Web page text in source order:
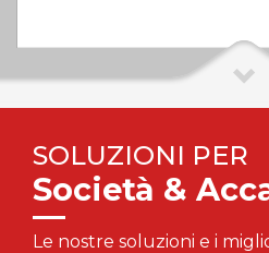
SOLUZIONI PER
Società &
Le nostre soluzioni e i